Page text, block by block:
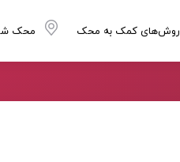
روش‌های کمک به محک محک